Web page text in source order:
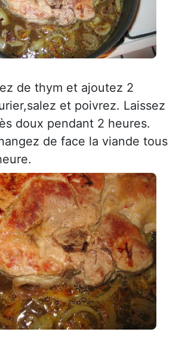
de thym et ajoutez 2
et poivrez. Laissez
doux pendant 2 heures.
de face la viande tous